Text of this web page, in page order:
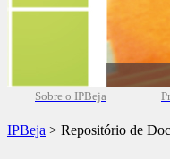
Sobre o IPBeja
IPBeja > Repositório de